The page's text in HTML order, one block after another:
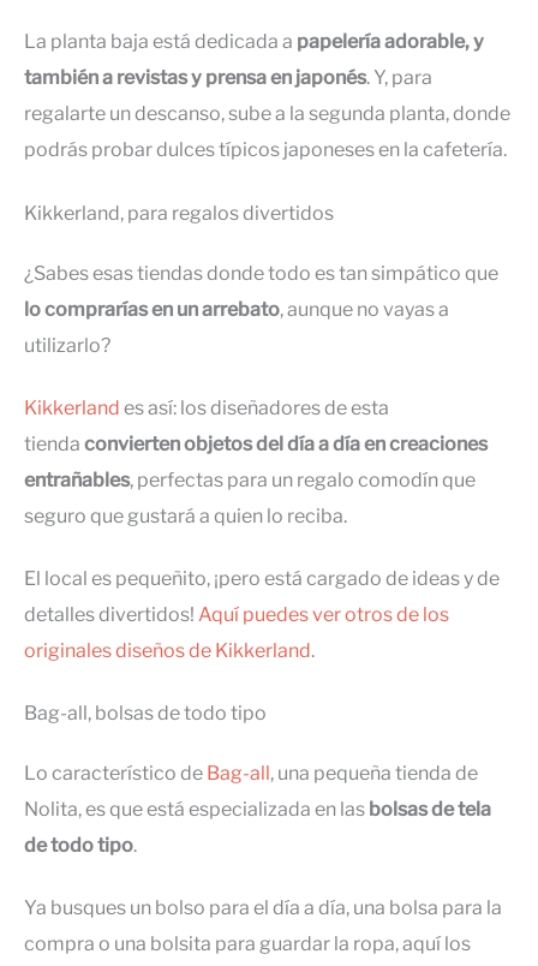
La planta baja está dedicada a papelería adorable, y
también a revistas y prensa en japonés. Y, para
regalarte un descanso, sube a la segunda planta, donde
podrás probar dulces típicos japoneses en la cafetería.
Kikkerland, para regalos divertidos
¿Sabes esas tiendas donde todo es tan simpático que
lo comprarías en un arrebato, aunque no vayas a
utilizarlo?
Kikkerland es así: los diseñadores de esta
tienda convierten objetos del día a día en creaciones
entrañables, perfectas para un regalo comodín que
seguro que gustará a quien lo reciba.
El local es pequeñito, ¡pero está cargado de ideas y de
detalles divertidos! Aquí puedes ver otros de los
originales diseños de Kikkerland.
Bag-all, bolsas de todo tipo
Lo característico de Bag-all, una pequeña tienda de
Nolita, es que está especializada en las bolsas de tela
de todo tipo.
Ya busques un bolso para el día a día, una bolsa para la
compra o una bolsita para guardar la ropa, aquí los